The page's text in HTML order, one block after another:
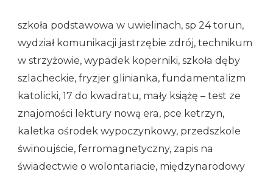
szkoła podstawowa w uwielinach, sp 24 torun,
wydział komunikacji jastrzębie zdrój, technikum
w strzyżowie, wypadek koperniki, szkoła dęby
szlacheckie, fryzjer glinianka, fundamentalizm
katolicki, 17 do kwadratu, mały książę – test ze
znajomości lektury nową era, pce ketrzyn,
kaletka ośrodek wypoczynkowy, przedszkole
świnoujście, ferromagnetyczny, zapis na
świadectwie o wolontariacie, międzynarodowy